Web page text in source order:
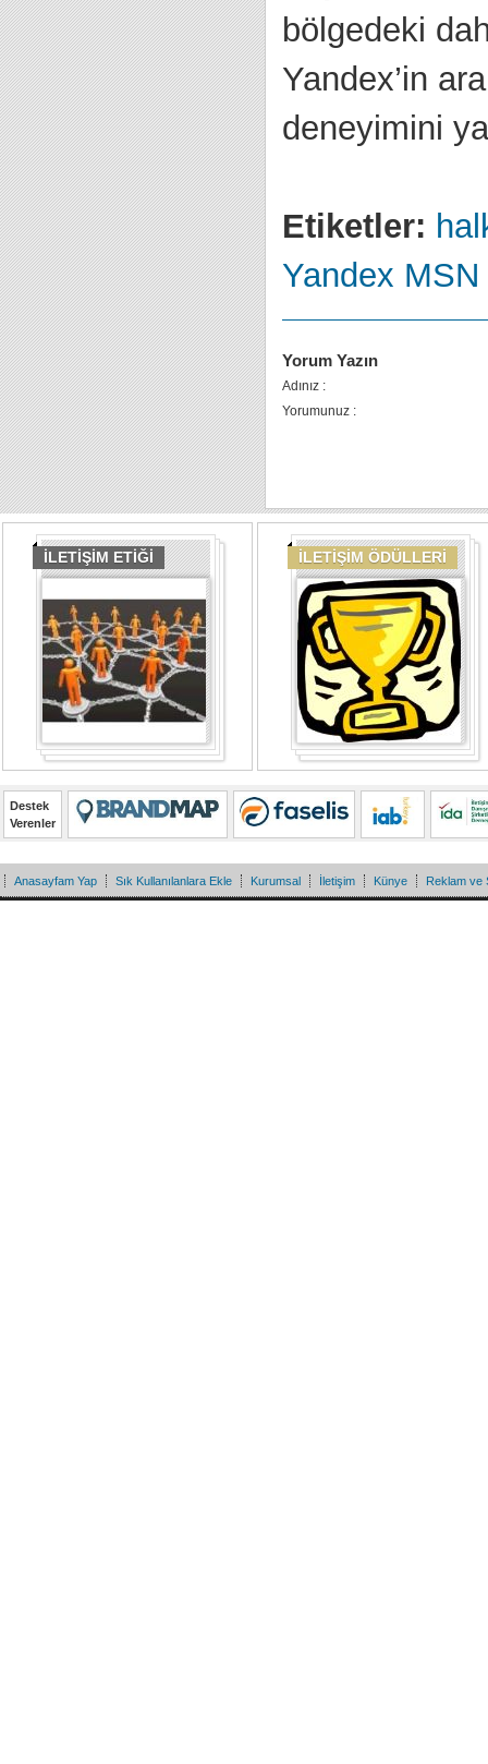
bölgedeki
Yandex’in
deneyimini
Etiketler:
Yandex MSN
Yorum Yazın
Adınız :
Yorumunuz :
İLETİŞİM ETİĞİ İLETİŞİM ÖDÜLLERİ
Destek
Verenler
Anasayfam Yap Sık Kullanılanlara Ekle Kurumsal İletişim Künye Reklam ve